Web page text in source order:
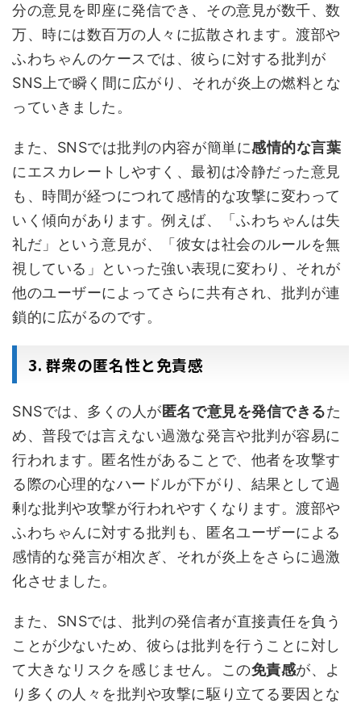
分の意見を即座に発信でき、その意見が数千、数
万、時には数百万の人々に拡散されます。渡部や
ふわちゃんのケースでは、彼らに対する批判が
SNS上で瞬く間に広がり、それが炎上の燃料とな
っていきました。
また、SNSでは批判の内容が簡単に感情的な言葉
にエスカレートしやすく、最初は冷静だった意見
も、時間が経つにつれて感情的な攻撃に変わって
いく傾向があります。例えば、「ふわちゃんは失
礼だ」という意見が、「彼女は社会のルールを無
視している」といった強い表現に変わり、それが
他のユーザーによってさらに共有され、批判が連
鎖的に広がるのです。
3. 群衆の匿名性と免責感
SNSでは、多くの人が匿名で意見を発信できるた
め、普段では言えない過激な発言や批判が容易に
行われます。匿名性があることで、他者を攻撃す
る際の心理的なハードルが下がり、結果として過
剰な批判や攻撃が行われやすくなります。渡部や
ふわちゃんに対する批判も、匿名ユーザーによる
感情的な発言が相次ぎ、それが炎上をさらに過激
化させました。
また、SNSでは、批判の発信者が直接責任を負う
ことが少ないため、彼らは批判を行うことに対し
て大きなリスクを感じません。この免責感が、よ
り多くの人々を批判や攻撃に駆り立てる要因とな